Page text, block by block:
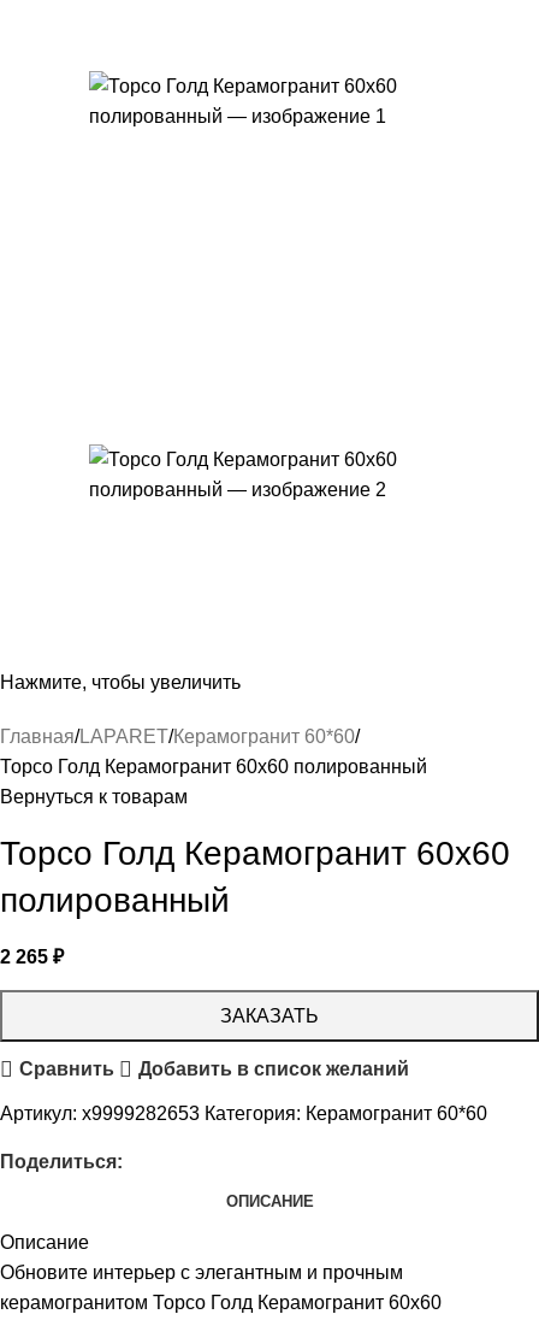
Нажмите, чтобы увеличить
Главная LAPARET Керамогранит 60*60
Торсо Голд Керамогранит 60х60 полированный
Вернуться к товарам
Торсо Голд Керамогранит 60х60
полированный
2 265 ₽
ЗАКАЗАТЬ
Сравнить Добавить в список желаний
Артикул: х9999282653 Категория: Керамогранит 60*60
Поделиться:
ОПИСАНИЕ
Описание
Обновите интерьер с элегантным и прочным
керамогранитом Торсо Голд Керамогранит 60х60